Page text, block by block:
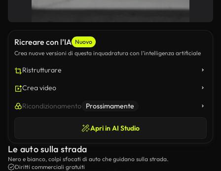
Ricreare con l’IA Nuovo
Crea nuove versioni di questa inquadratura con l’intelligenza artificiale
Ristrutturare
Crea video
Ricondizionamento Prossimamente
Apri in AI Studio
Le auto sulla strada
Nero e bianco, colpi sfocati di auto che guidano sulla strada.
Diritti commerciali gratuiti